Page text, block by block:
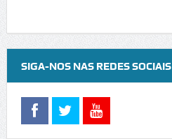
SIGA-NOS NAS REDES SOCIAIS